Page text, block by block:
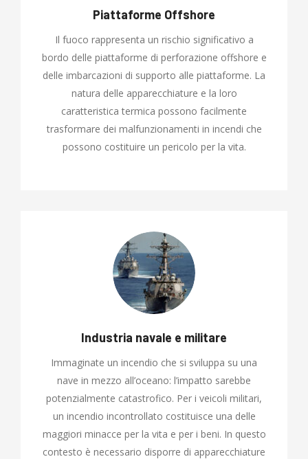
Piattaforme Offshore
Il fuoco rappresenta un rischio significativo a
bordo delle piattaforme di perforazione offshore e
delle imbarcazioni di supporto alle piattaforme. La
natura delle apparecchiature e la loro
caratteristica termica possono facilmente
trasformare dei malfunzionamenti in incendi che
possono costituire un pericolo per la vita.
Industria navale e militare
Immaginate un incendio che si sviluppa su una
nave in mezzo all’oceano: l’impatto sarebbe
potenzialmente catastrofico. Per i veicoli militari,
un incendio incontrollato costituisce una delle
maggiori minacce per la vita e per i beni. In questo
contesto è necessario disporre di apparecchiature